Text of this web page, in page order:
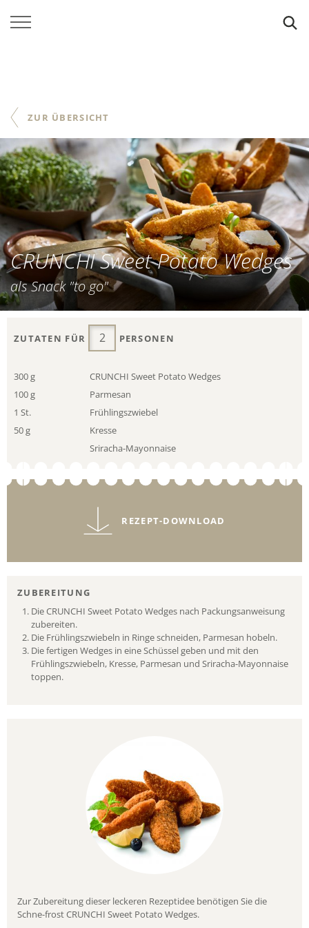
ZUR ÜBERSICHT
CRUNCHI Sweet Potato Wedges
als Snack "to go"
ZUTATEN FÜR PERSONEN
300 g
CRUNCHI Sweet Potato Wedges
100 g
Parmesan
1 St.
Frühlingszwiebel
50 g
Kresse
Sriracha-Mayonnaise
REZEPT-DOWNLOAD
Zur Zubereitung dieser leckeren Rezeptidee benötigen Sie die
Schne-frost CRUNCHI Sweet Potato Wedges.
ZUBEREITUNG
Die CRUNCHI Sweet Potato Wedges nach Packungsanweisung
zubereiten.
Die Frühlingszwiebeln in Ringe schneiden, Parmesan hobeln.
Die fertigen Wedges in eine Schüssel geben und mit den
Frühlingszwiebeln, Kresse, Parmesan und Sriracha-Mayonnaise
toppen.